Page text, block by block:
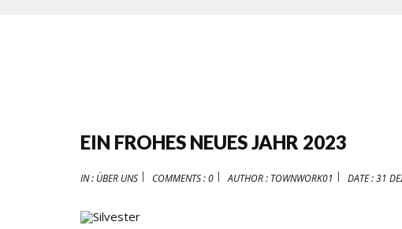
EIN FROHES NEUES JAHR 2023
IN : ÜBER UNS COMMENTS : 0 AUTHOR : TOWNWORK01 DATE :31